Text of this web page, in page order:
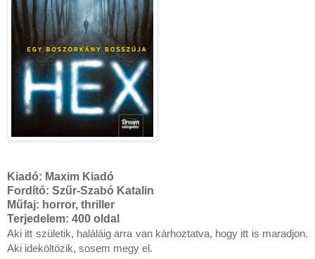
Kiadó: Maxim Kiadó
Fordító: Szűr-Szabó Katalin
Műfaj: horror, thriller
Terjedelem: 400 oldal
Aki itt születik, haláláig arra van kárhoztatva, hogy itt is maradjon.
Aki ideköltözik, sosem megy el.